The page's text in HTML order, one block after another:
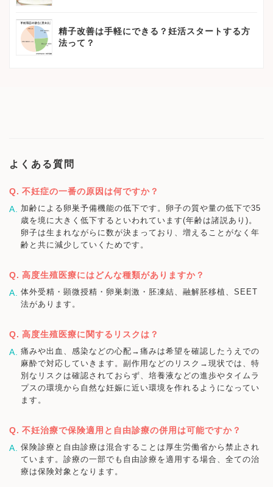
精子改善は手軽にできる？妊活スタートする方
法って？
よくある質問
不妊症の一番の原因は何ですか？
加齢による卵巣予備機能の低下です。卵子の質や量の低下で35
歳を境に大きく低下するといわれています(年齢は諸説あり)。
卵子は生まれながらに数が決まっており、増えることがなく年
齢と共に減少していくためです。
高度生殖医療にはどんな種類がありますか？
体外受精・顕微授精・卵巣刺激・胚凍結、融解胚移植、SEET
法があります。
高度生殖医療に関するリスクは？
痛みや出血、感染などの心配→痛みは希望を確認したうえでの
麻酔で対応していきます。副作用などのリスク→現状では、特
別なリスクは確認されておらず、培養液などの進歩やタイムラ
プスの環境から自然な妊娠に近い環境を作れるようになってい
ます。
不妊治療で保険適用と自由診療の併用は可能ですか？
保険診療と自由診療は混合することは厚生労働省から禁止され
ています。診療の一部でも自由診療を適用する場合、全ての治
療は保険対象となります。